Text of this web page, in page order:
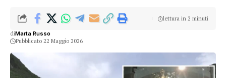
diMarta Russo
Pubblicato 22 Maggio 2026
lettura in 2 minuti